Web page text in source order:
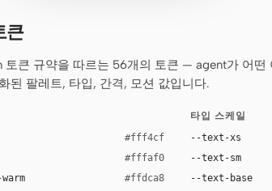
큰
토큰 규약을 따르는 56개의 토큰 — agent가 어떤
된 팔레트, 타입, 간격, 모션 값입니다.
#fff4cf
#fffaf0
#ffdca8
타입 스케일
--text-xs
--text-sm
--text-base